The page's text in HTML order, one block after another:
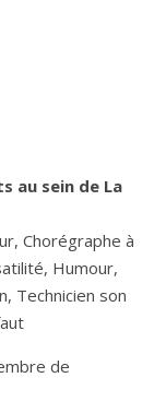
au sein de La
Chorégraphe à
Humour,
Technicien son
de